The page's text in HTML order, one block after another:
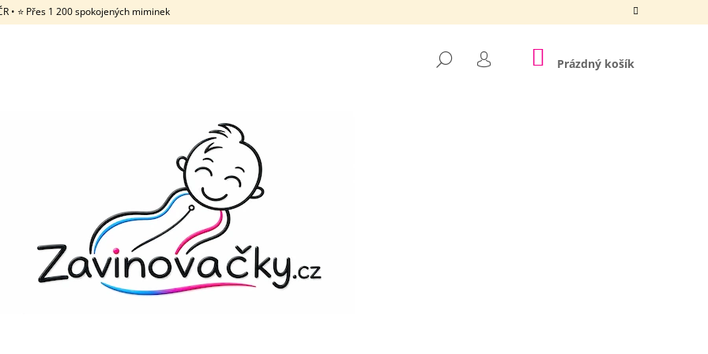
• ⭐ Přes 1 200 spokojených miminek
HLEDAT
PŘIHLÁŠENÍ
NÁKUPNÍ
KOŠÍK
Prázdný košík
HLEDAT
DOPORUČUJEME